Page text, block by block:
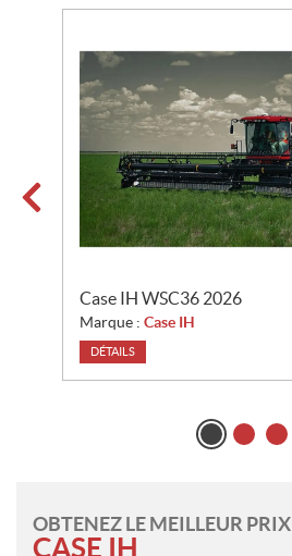
Case IH WSC36 2026
Marque : Case IH
DÉTAILS
OBTENEZ LE MEILLEUR PRIX
CASE IH